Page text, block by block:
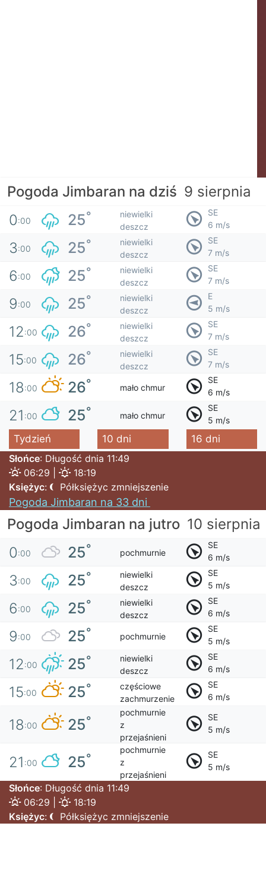
Pogoda Jimbaran na dziś 9 sierpnia
0:00 25°
niewielki
deszcz
SE
6 m/s
3:00 25°
niewielki
deszcz
SE
7 m/s
6:00 25°
niewielki
deszcz
SE
7 m/s
9:00 25°
niewielki
deszcz
E
5 m/s
12:00 26°
niewielki
deszcz
SE
7 m/s
15:00 26°
niewielki
deszcz
SE
7 m/s
18:00 26° mało chmur
SE
6 m/s
21 :00 25° mało chmur
SE
5 m/s
Tydzień 10 dni
16 dni
Słońce: Długość dnia 11:49
06:29 |
18:19
Księżyc: Półksiężyc zmniejszenie
Pogoda Jimbaran na 33 dni
Pogoda Jimbaran na jutro 10 sierpnia
0:00 25° pochmurnie
SE
6 m/s
3:00 25°
niewielki
deszcz
SE
5 m/s
6:00 25°
niewielki
deszcz
SE
6 m/s
9:00 25° pochmurnie
SE
5 m/s
12:00 25°
niewielki
deszcz
SE
6 m/s
15:00 25°
częściowe
zachmurzenie
SE
6 m/s
18:00 25°
pochmurnie
z
przejaśnieni
SE
5 m/s
21 :00 25°
pochmurnie
z
przejaśnieni
SE
5 m/s
Słońce: Długość dnia 11:49
06:29 |
18:19
Księżyc: Półksiężyc zmniejszenie